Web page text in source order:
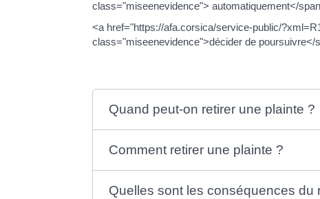
class="miseenevidence"> automatiquement</
<a href="https://afa.corsica/service-public/
class="miseenevidence">décider de
Quand peut-on retirer une plainte ?
Comment retirer une plainte ?
Quelles sont les conséquences du